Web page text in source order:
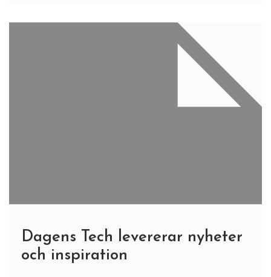
Dagens Tech levererar nyheter
och inspiration